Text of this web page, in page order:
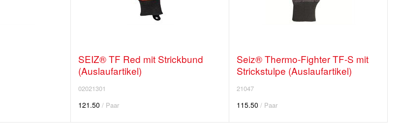
SEIZ® TF Red mit Strickbund
(Auslaufartikel)
02021301
121.50 / Paar
Seiz® Thermo-Fighter TF-S mit
Strickstulpe (Auslaufartikel)
21047
115.50 / Paar